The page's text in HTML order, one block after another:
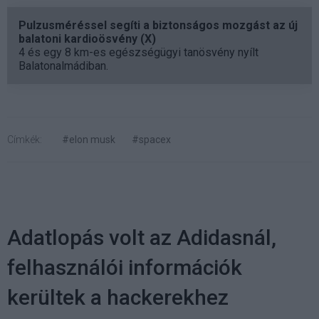
Pulzusméréssel segíti a biztonságos mozgást az új
balatoni kardioösvény (X)
4 és egy 8 km-es egészségügyi tanösvény nyílt
Balatonalmádiban.
Címkék: #elon musk #spacex
Adatlopás volt az Adidasnál,
felhasználói információk
kerültek a hackerekhez